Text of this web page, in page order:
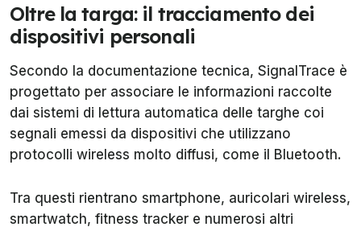
Oltre la targa: il tracciamento dei
dispositivi personali
Secondo la documentazione tecnica, SignalTrace è
progettato per associare le informazioni raccolte
dai sistemi di lettura automatica delle targhe coi
segnali emessi da dispositivi che utilizzano
protocolli wireless molto diffusi, come il Bluetooth.
Tra questi rientrano smartphone, auricolari wireless,
smartwatch, fitness tracker e numerosi altri